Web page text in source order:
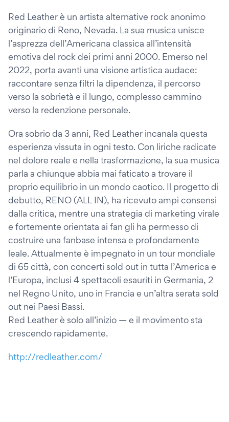
Red Leather è un artista alternative rock anonimo
originario di Reno, Nevada. La sua musica unisce
l’asprezza dell’Americana classica all’intensità
emotiva del rock dei primi anni 2000. Emerso nel
2022, porta avanti una visione artistica audace:
raccontare senza filtri la dipendenza, il percorso
verso la sobrietà e il lungo, complesso cammino
verso la redenzione personale.
Ora sobrio da 3 anni, Red Leather incanala questa
esperienza vissuta in ogni testo. Con liriche radicate
nel dolore reale e nella trasformazione, la sua musica
parla a chiunque abbia mai faticato a trovare il
proprio equilibrio in un mondo caotico. Il progetto di
debutto, RENO (ALL IN), ha ricevuto ampi consensi
dalla critica, mentre una strategia di marketing virale
e fortemente orientata ai fan gli ha permesso di
costruire una fanbase intensa e profondamente
leale. Attualmente è impegnato in un tour mondiale
di 65 città, con concerti sold out in tutta l’America e
l’Europa, inclusi 4 spettacoli esauriti in Germania, 2
nel Regno Unito, uno in Francia e un’altra serata sold
out nei Paesi Bassi.
Red Leather è solo all’inizio — e il movimento sta
crescendo rapidamente.
http://redleather.com/